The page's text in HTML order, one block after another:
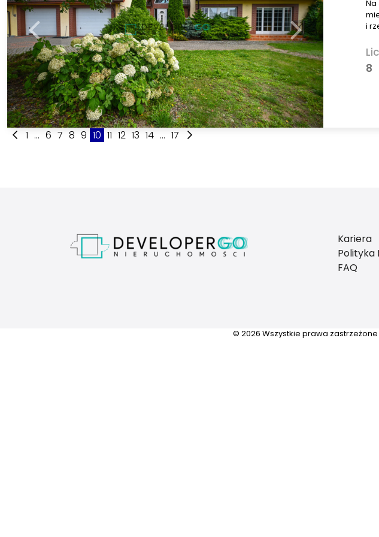
i
8
1 ... 6 7 8 9 10 11 12 13 14 ... 17
Kariera
Polityka
FAQ
© 2026 Wszystkie prawa